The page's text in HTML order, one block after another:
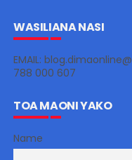
WASILIANA NASI
EMAIL:
788 000 607
TOA MAONI YAKO
Name